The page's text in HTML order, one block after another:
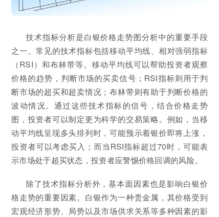
技术指标分析是白银价格走势图分析中的重要手段
之一。常见的技术指标包括移动平均线、相对强弱指标
（RSI）和布林带等。移动平均线可以帮助投资者观察
价格的趋势，判断市场的买卖信号；RSI指标则用于判
断市场的超买和超卖情况；布林带则有助于判断价格的
波动情况。通过这些技术指标的信号，结合价格走势
图，投资者可以制定更为科学的交易策略。例如，当移
动平均线呈现多头排列时，可能预示着银价即将上涨，
投资者可以考虑买入；而当RSI指标超过70时，可能表
示市场处于超买状态，投资者应警惕价格回调的风险。
除了技术指标分析外，基本面因素也是影响白银价
格走势的重要因素。白银作为一种贵金属，其价格受到
宏观经济形势、局势以及市场供求关系等多种因素的影